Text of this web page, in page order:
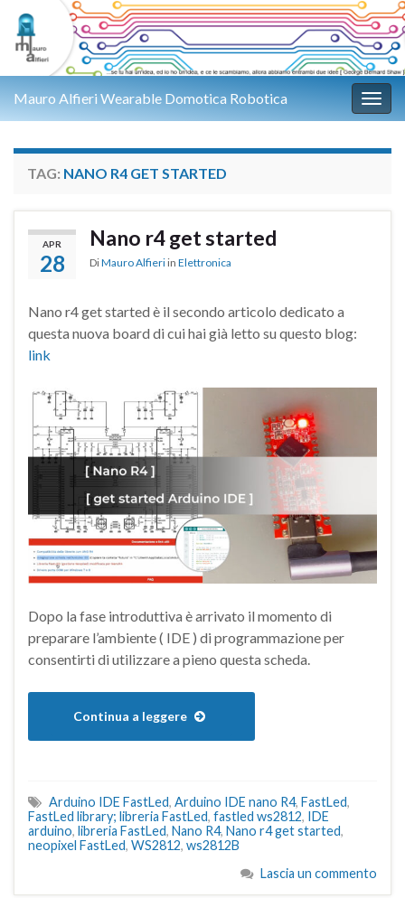
Mauro Alfieri Wearable Domotica Robotica
TAG: NANO R4 GET STARTED
APR
28
Nano r4 get started
DiMauro Alfieri in Elettronica
Nano r4 get started è il secondo articolo dedicato a
questa nuova board di cui hai già letto su questo blog:
link
Dopo la fase introduttiva è arrivato il momento di
preparare l’ambiente ( IDE ) di programmazione per
consentirti di utilizzare a pieno questa scheda.
Continua a leggere
Arduino IDE FastLed, Arduino IDE nano R4, FastLed,
FastLed library; libreria FastLed, fastled ws2812, IDE
arduino, libreria FastLed, Nano R4, Nano r4 get started,
neopixel FastLed, WS2812, ws2812B
Lascia un commento